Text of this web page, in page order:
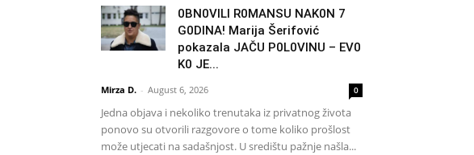
0BN0VlLl R0MANSU NAK0N 7
G0DlNA! Marija Šerifović
pokazala JAČU P0L0VINU – EV0
K0 JE...
Mirza D. - August 6, 2026 0
Jedna objava i nekoliko trenutaka iz privatnog života
ponovo su otvorili razgovore o tome koliko prošlost
može utjecati na sadašnjost. U središtu pažnje našla...